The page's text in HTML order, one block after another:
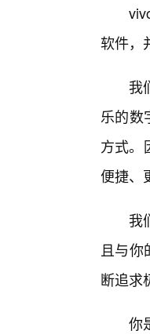
软件，
我
乐的数
方式。
便捷、
我
且与你
断追求
你